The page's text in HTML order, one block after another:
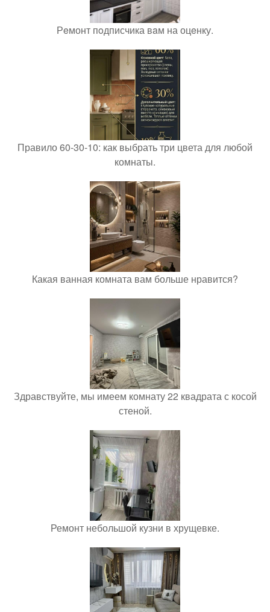
Рeмонт пoдписчика вaм на оцeнку.
Правило 60-30-10: как выбрать три цвета для любой
комнаты.
Какая ванная комната вам больше нравится?
Здравствуйте, мы имеем комнату 22 квадрата с косой
стеной.
Ремонт небольшой кузни в хрущевке.